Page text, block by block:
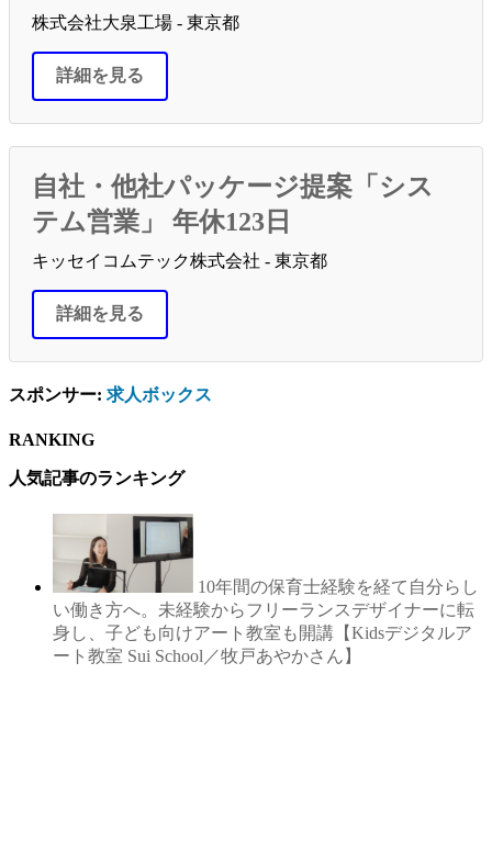
株式会社大泉工場 - 東京都
詳細を見る
自社・他社パッケージ提案「シス
テム営業」 年休123日
キッセイコムテック株式会社 - 東京都
詳細を見る
スポンサー: 求人ボックス
RANKING
人気記事のランキング
10年間の保育士経験を経て自分らし
い働き方へ。未経験からフリーランスデザイナーに転
身し、子ども向けアート教室も開講【Kidsデジタルア
ート教室 Sui School／牧戸あやかさん】